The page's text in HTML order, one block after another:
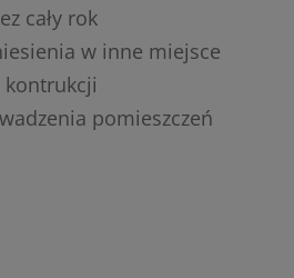
cały rok
w inne miejsce
kontrukcji
pomieszczeń